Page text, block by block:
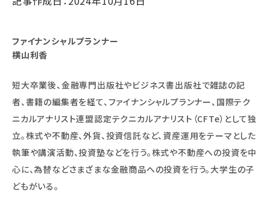
ファイナンシャルプランナー
横山利香
短大卒業後、金融専門出版社やビジネス書出版社で雑誌の記
者、書籍の編集者を経て、ファイナンシャルプランナー、国際テク
ニカルアナリスト連盟認定テクニカルアナリスト（CFTe）として独
立。株式や不動産、外貨、投資信託など、資産運用をテーマとした
執筆や講演活動、投資塾などを行う。株式や不動産への投資を中
心に、為替などさまざまな金融商品への投資を行う。大学生の子
どもがいる。